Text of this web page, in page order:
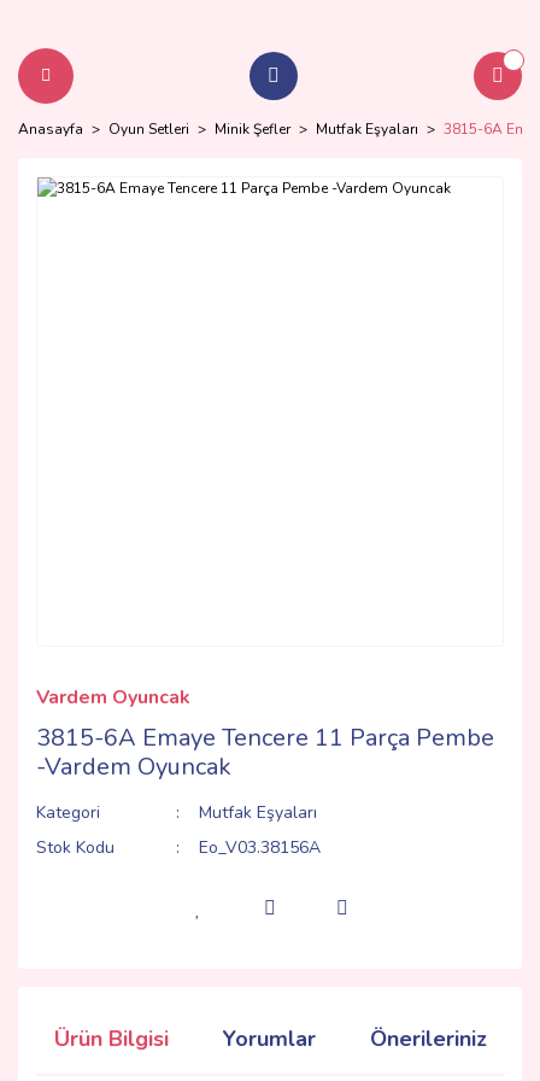
Anasayfa Oyun Setleri Minik Şefler Mutfak Eşyaları 3815-6A
Vardem Oyuncak
3815-6A Emaye Tencere 11 Parça Pembe
-Vardem Oyuncak
Kategori
Mutfak Eşyaları
Stok Kodu
Eo_V03.38156A
Ürün Bilgisi Yorumlar Önerileriniz